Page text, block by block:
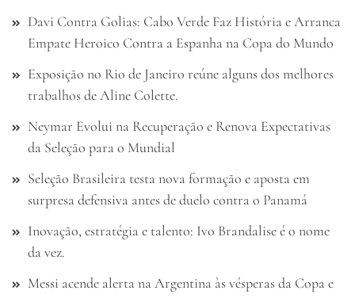
Davi Contra Golias: Cabo Verde Faz História e Arranca
Empate Heroico Contra a Espanha na Copa do Mundo
Exposição no Rio de Janeiro reúne alguns dos melhores
trabalhos de Aline Colette.
Neymar Evolui na Recuperação e Renova Expectativas
da Seleção para o Mundial
Seleção Brasileira testa nova formação e aposta em
surpresa defensiva antes de duelo contra o Panamá
Inovação, estratégia e talento: Ivo Brandalise é o nome
da vez.
Messi acende alerta na Argentina às vésperas da Copa e